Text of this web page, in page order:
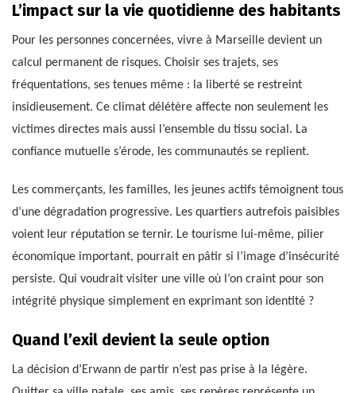
L’impact sur la vie quotidienne des habitants
Pour les personnes concernées, vivre à Marseille devient un
calcul permanent de risques. Choisir ses trajets, ses
fréquentations, ses tenues même : la liberté se restreint
insidieusement. Ce climat délétère affecte non seulement les
victimes directes mais aussi l’ensemble du tissu social. La
confiance mutuelle s’érode, les communautés se replient.
Les commerçants, les familles, les jeunes actifs témoignent tous
d’une dégradation progressive. Les quartiers autrefois paisibles
voient leur réputation se ternir. Le tourisme lui-même, pilier
économique important, pourrait en pâtir si l’image d’insécurité
persiste. Qui voudrait visiter une ville où l’on craint pour son
intégrité physique simplement en exprimant son identité ?
Quand l’exil devient la seule option
La décision d’Erwann de partir n’est pas prise à la légère.